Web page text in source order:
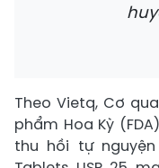
Theo Vietq, Cơ
phẩm Hoa Kỳ
thu hồi tự